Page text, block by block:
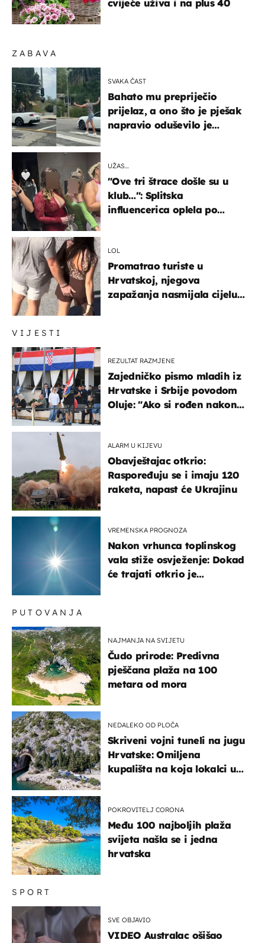
VIJESTI
REZULTAT RAZMJENE
Zajedničko pismo mladih iz
Hrvatske i Srbije povodom
Oluje: "Ako si rođen nakon
ALARM U KIJEVU
Obavještajac otkrio:
Raspoređuju se i imaju 120
raketa, napast će Ukrajinu
VREMENSKA PROGNOZA
Nakon vrhunca toplinskog
vala stiže osvježenje: Dokad
će trajati otkrio je
ZABAVA
SVAKA ČAST
Bahato mu prepriječio
prijelaz, a ono što je pješak
napravio oduševilo je
UŽAS…
"Ove tri štrace došle su u
klub…": Splitska
influencerica oplela po
LOL
Promatrao turiste u
Hrvatskoj, njegova
zapažanja nasmijala cijelu
SPORT
SVE OBJAVIO
VIDEO Australac ošišao
PUTOVANJA
NAJMANJA NA SVIJETU
Čudo prirode: Predivna
pješčana plaža na 100
metara od mora
NEDALEKO OD PLOČA
Skriveni vojni tuneli na jugu
Hrvatske: Omiljena
kupališta na koja lokalci u
POKROVITELJ CORONA
Među 100 najboljih plaža
svijeta našla se i jedna
hrvatska
cvijeće uživa i na plus 40